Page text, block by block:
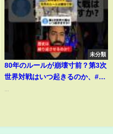
未分類
80年のルールが崩壊寸前？第3次
世界対戦はいつ起きるのか、#世